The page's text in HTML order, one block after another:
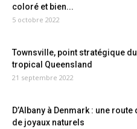
coloré et bien...
5 octobre 2022
Townsville, point stratégique
tropical Queensland
21 septembre 2022
D’Albany à Denmark : une route
de joyaux naturels